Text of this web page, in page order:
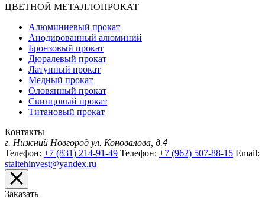
ЦВЕТНОЙ МЕТАЛЛОПРОКАТ
Алюминиевый прокат
Анодированный алюминий
Бронзовый прокат
Дюралевый прокат
Латунный прокат
Медный прокат
Оловянный прокат
Свинцовый прокат
Титановый прокат
Контакты
г. Нижний Новгород ул. Коновалова, д.4
Телефон: +7 (831) 214-91-49 Телефон: +7 (962) 507-88-15 Email:
staltehinvest@yandex.ru
Заказать